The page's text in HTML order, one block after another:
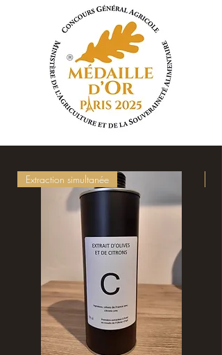
Extraction simultanée